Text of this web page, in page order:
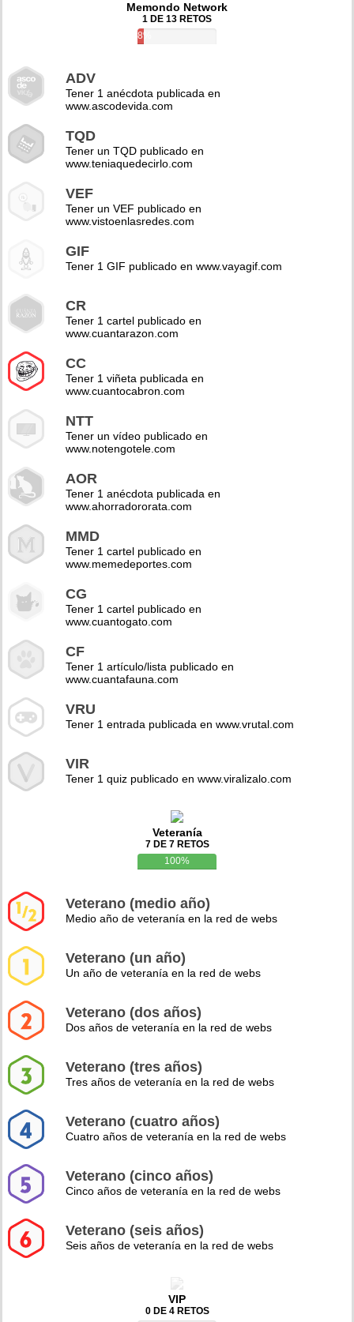
Memondo Network
1 DE 13 RETOS
8%
ADV
Tener 1 anécdota publicada en
www.ascodevida.com
TQD
Tener un TQD publicado en
www.teniaquedecirlo.com
VEF
Tener un VEF publicado en
www.vistoenlasredes.com
GIF
Tener 1 GIF publicado en www.vayagif.com
CR
Tener 1 cartel publicado en
www.cuantarazon.com
CC
Tener 1 viñeta publicada en
www.cuantocabron.com
NTT
Tener un vídeo publicado en
www.notengotele.com
AOR
Tener 1 anécdota publicada en
www.ahorradororata.com
MMD
Tener 1 cartel publicado en
www.memedeportes.com
CG
Tener 1 cartel publicado en
www.cuantogato.com
CF
Tener 1 artículo/lista publicado en
www.cuantafauna.com
VRU
Tener 1 entrada publicada en www.vrutal.com
VIR
Tener 1 quiz publicado en www.viralizalo.com
Veteranía
7 DE 7 RETOS
100%
Veterano (medio año)
Medio año de veteranía en la red de webs
Veterano (un año)
Un año de veteranía en la red de webs
Veterano (dos años)
Dos años de veteranía en la red de webs
Veterano (tres años)
Tres años de veteranía en la red de webs
Veterano (cuatro años)
Cuatro años de veteranía en la red de webs
Veterano (cinco años)
Cinco años de veteranía en la red de webs
Veterano (seis años)
Seis años de veteranía en la red de webs
VIP
0 DE 4 RETOS